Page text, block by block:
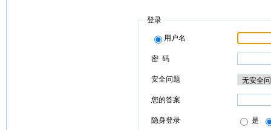
登录
用户名
密 码
安全问题
您的答案
隐身登录 是